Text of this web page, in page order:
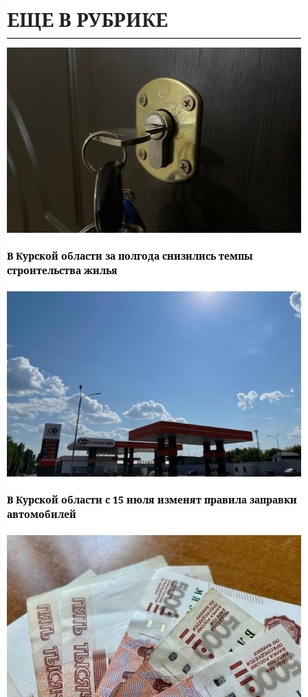
ЕЩЕ В РУБРИКЕ
В Курской области за полгода снизились темпы
строительства жилья
В Курской области с 15 июля изменят правила заправки
автомобилей